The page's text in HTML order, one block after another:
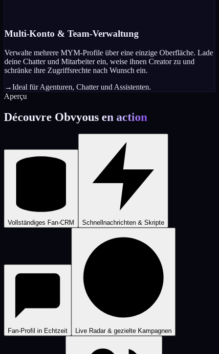
Multi-Konto & Team-Verwaltung
Verwalte mehrere MYM-Profile über eine einzige Oberfläche. Lade
deine Chatter und Mitarbeiter ein, weise ihnen Creator zu und
schränke ihre Zugriffsrechte nach Wunsch ein.
→Ideal für Agenturen, Chatter und Assistenten.
Aperçu
Découvre Obvyous en action
Vollständiges Fan-CRM Schnellnachrichten & Skripte
Fan-Profil in Echtzeit Live Radar & gezielte Kampagnen